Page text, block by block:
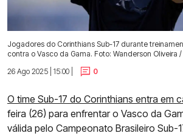
Jogadores do Corinthians Sub-17 durante
contra o Vasco da Gama. Foto: Wanderson Oliveira
26 Ago 2025 | 15:00 |
0
O time Sub-17 do Corinthians entra em
feira (26) para enfrentar o Vasco da
válida pelo Campeonato Brasileiro Sub-